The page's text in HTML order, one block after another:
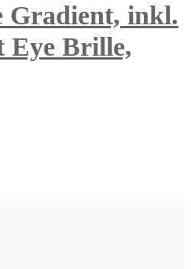
Gradient, inkl.
Eye Brille,